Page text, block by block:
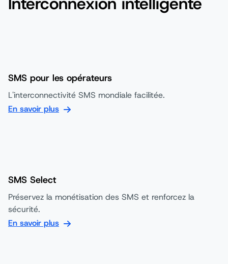
SMS pour les opérateurs
L'interconnectivité SMS mondiale facilitée.
En savoir plus
SMS Select
Préservez la monétisation des SMS et renforcez la
sécurité.
En savoir plus